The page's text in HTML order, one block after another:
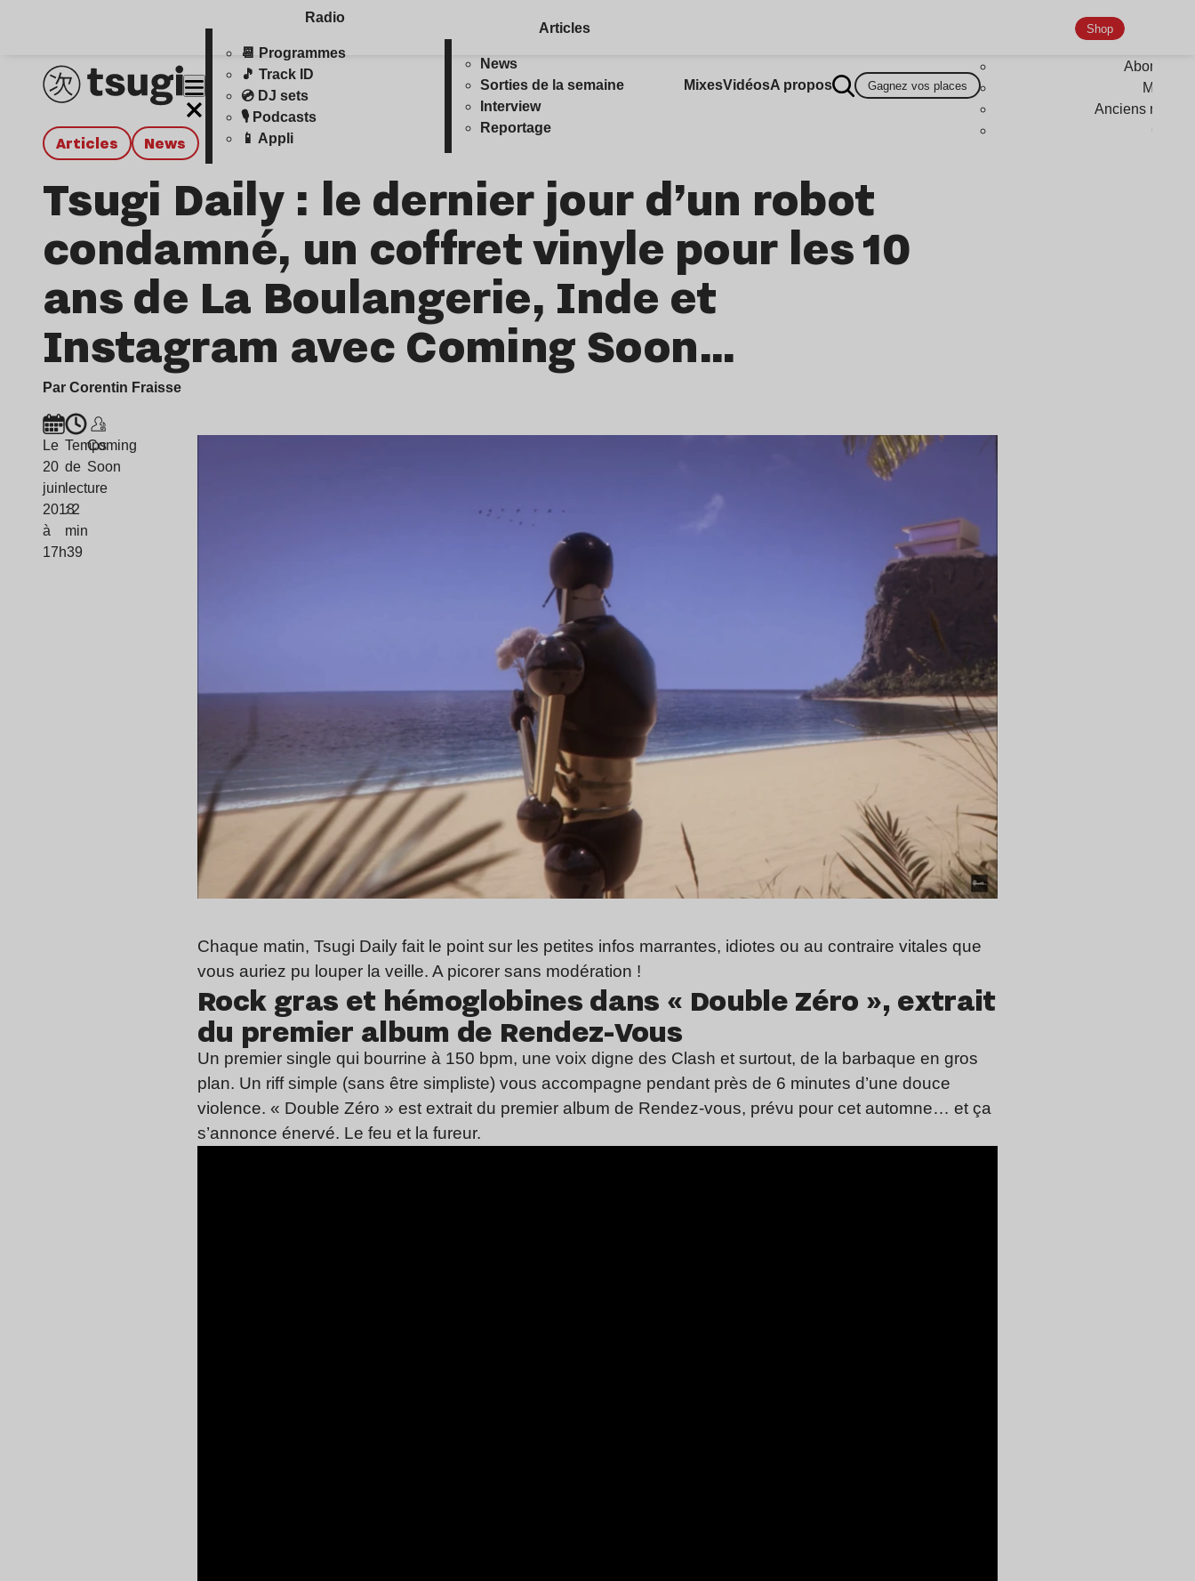
Radio
📆 Programmes
🎵 Track ID
💿 DJ sets
🎙️ Podcasts
📱 Appli
Articles
News
Sorties de la semaine
Interview
Reportage
MixesVidéosA propos Gagnez vos places
Shop
Anciens
Articles news
Tsugi Daily : le dernier jour d’un robot
condamné, un coffret vinyle pour les 10
ans de La Boulangerie, Inde et
Instagram avec Coming Soon…
Par Corentin Fraisse
Le
20
juin
2018
à
17h39
Temps
de
lecture
: 2
min
Coming
Soon
Chaque matin, Tsugi Daily fait le point sur les petites infos marrantes, idiotes ou au contraire vitales que
vous auriez pu louper la veille. A picorer sans modération !
Rock gras et hémoglobines dans « Double Zéro », extrait
du premier album de Rendez-Vous
Un premier single qui bourrine à 150 bpm, une voix digne des Clash et surtout, de la barbaque en gros
plan. Un riff simple (sans être simpliste) vous accompagne pendant près de 6 minutes d’une douce
violence. « Double Zéro » est extrait du premier album de Rendez-vous, prévu pour cet automne… et ça
s’annonce énervé. Le feu et la fureur.